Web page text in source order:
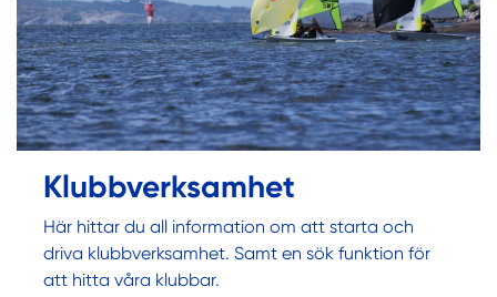
Klubbverksamhet
Här hittar du all information om att starta och
driva klubbverksamhet. Samt en sök funktion för
att hitta våra klubbar.